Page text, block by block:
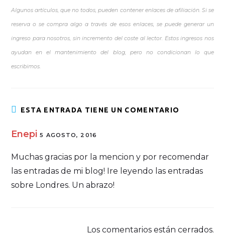
Algunos artículos, que no todos, pueden contener enlaces de afiliación. Si se
reserva o se compra algo a través de esos enlaces, se puede generar un
ingreso para nosotros, sin incremento del coste al lector. Estos ingresos nos
ayudan en el mantenimiento del blog, pero no condicionan lo que
escribimos.
ESTA ENTRADA TIENE UN COMENTARIO
Enepi 5 AGOSTO, 2016
Muchas gracias por la mencion y por recomendar
las entradas de mi blog! Ire leyendo las entradas
sobre Londres. Un abrazo!
Los comentarios están cerrados.